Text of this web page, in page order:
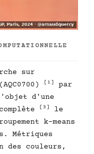
sur
[1]
par
d'une
[3]
le
k-means
Métriques
des couleurs,